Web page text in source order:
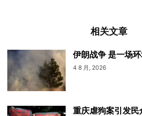
相关文章
伊朗战争 是一场
4 8 月, 2026
重庆虐狗案引发民